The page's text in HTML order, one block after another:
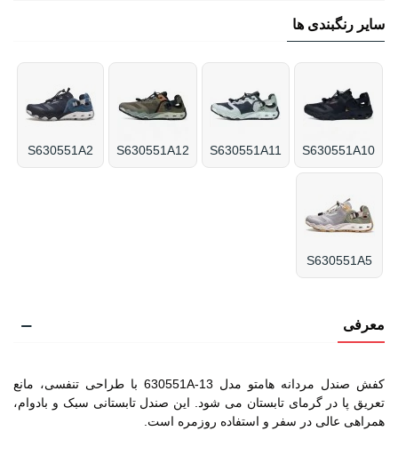
سایر رنگبندی ها
S630551A10
S630551A11
S630551A12
S630551A2
S630551A5
معرفی
کفش صندل مردانه هامتو مدل 630551A-13 با طراحی تنفسی، مانع
تعریق پا در گرمای تابستان می شود. این صندل تابستانی سبک و بادوام،
همراهی عالی در سفر و استفاده روزمره است.